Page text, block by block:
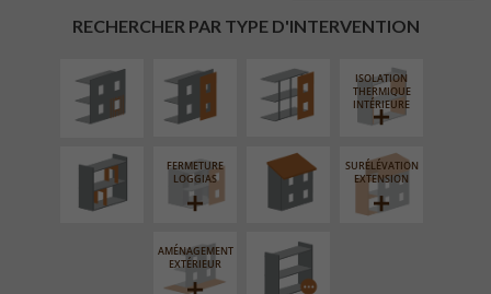
RECHERCHER PAR TYPE D'INTERVENTION
EXTÉRIEURE
LINÉAIRE
ISOLATION
THERMIQUE
INTÉRIEURE
RÉAMÉNAGEMENT
INTÉRIEUR
FERMETURE
LOGGIAS
RÉFECTION DES
TOITURES
SURÉLÉVATION
EXTENSION
AMÉNAGEMENT
EXTÉRIEUR
PROCÉDÉ
PARTICULIER